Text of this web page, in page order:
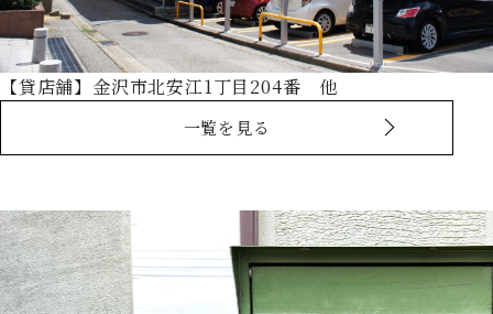
【貸店舗】金沢市北安江1丁目204番 他
一覧を見る